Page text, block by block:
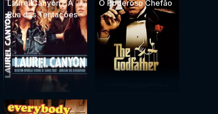
Laurel Canyon - A
Rua das Tentações
O Poderoso Chefão